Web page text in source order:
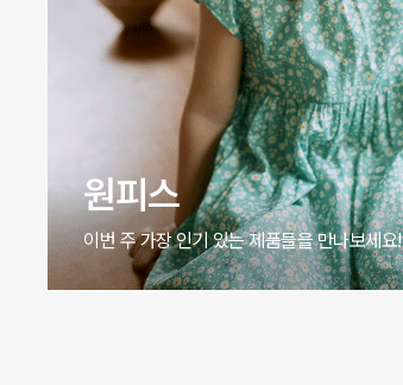
바디슈트
이번 주 가장 인기 있는 제품들을 만나보세요!